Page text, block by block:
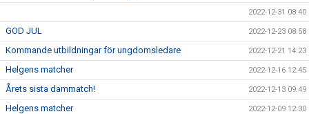
2022-12-31 08:40
GOD JUL 2022-12-23 08:58
Kommande utbildningar för ungdomsledare 2022-12-21 14:23
Helgens matcher 2022-12-16 12:45
Årets sista dammatch! 2022-12-13 09:49
Helgens matcher 2022-12-09 12:30